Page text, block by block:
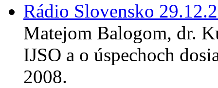
Rádio Slovensko
Matejom Balogom, dr.
IJSO a o úspechoch
2008.